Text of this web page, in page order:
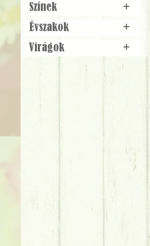
Színek
+
Évszakok
+
Virágok
+